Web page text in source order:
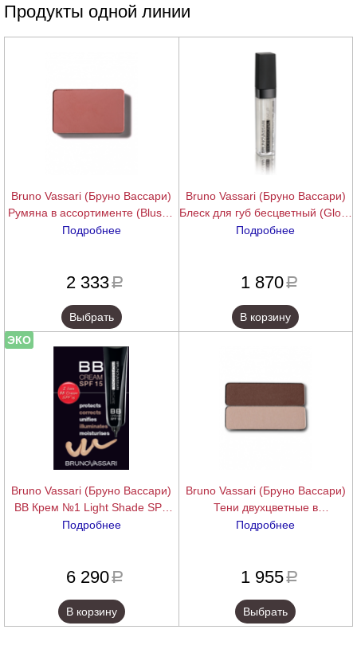
Продукты одной линии
Bruno Vassari (Бруно Вассари)
Румяна в ассортименте (Blush),
5,5 гр
Подробнее
2 333a
Выбрать
Bruno Vassari (Бруно Вассари)
Блеск для губ бесцветный (Gloss
Therapy), 7 мл.
Подробнее
1 870a
В корзину
ЭКО
Bruno Vassari (Бруно Вассари)
BB Крем №1 Light Shade SPF
15, 30 мл
Подробнее
6 290a
В корзину
Bruno Vassari (Бруно Вассари)
Тени двухцветные в
ассортименте (Eyeshadow) , 3,6
Подробнее
1 955a
Выбрать